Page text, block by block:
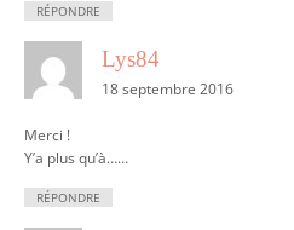
RÉPONDRE
Lys84
18 septembre 2016
Merci !
Y’a plus qu’à……
RÉPONDRE